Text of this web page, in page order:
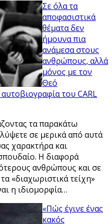
Σε όλα τα
αποφασιστικά
θέματα δεν
ήμουνα πια
ανάμεσα στους
ανθρώπους, αλλά
μόνος με τον
Θεό
του CARL
τα παρακάτω
σε μερικά από αυτά
χαρακτήρα και
Η διαφορά
ανθρώπους και σε
«διαχωριστικά τείχη»
η ιδιομορφία…
«Πώς έγινε ένας
κακός